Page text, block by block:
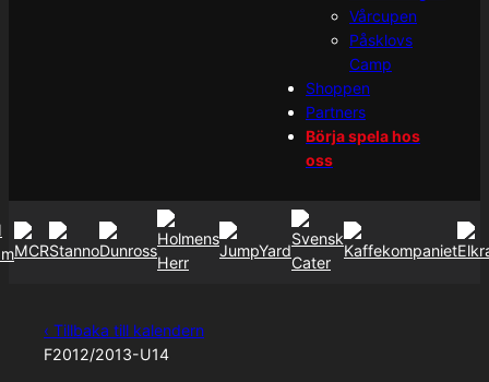
Vårcupen
Påsklovs
Camp
Shoppen
Partners
Börja spela hos
oss
‹ Tillbaka till kalendern
F2012/2013-U14